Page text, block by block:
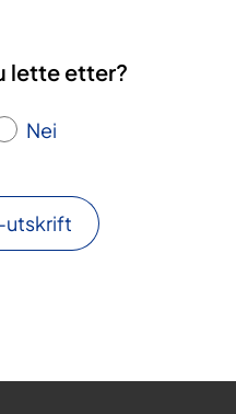
lette etter?
Nei
utskrift